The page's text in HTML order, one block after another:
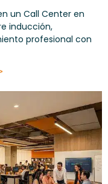
un Call Center en
inducción,
profesional con